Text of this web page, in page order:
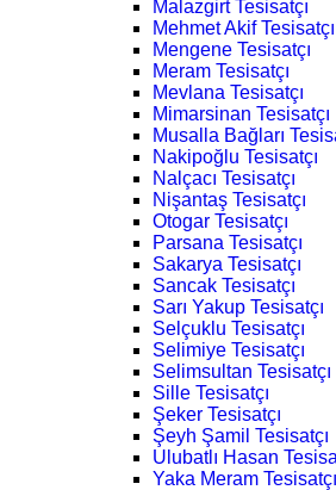
Malazgirt Tesisatçı
Mehmet Akif Tesisatçı
Mengene Tesisatçı
Meram Tesisatçı
Mevlana Tesisatçı
Mimarsinan Tesisatçı
Musalla Bağları
Nakipoğlu Tesisatçı
Nalçacı Tesisatçı
Nişantaş Tesisatçı
Otogar Tesisatçı
Parsana Tesisatçı
Sakarya Tesisatçı
Sancak Tesisatçı
Sarı Yakup Tesisatçı
Selçuklu Tesisatçı
Selimiye Tesisatçı
Selimsultan Tesisatçı
Sille Tesisatçı
Şeker Tesisatçı
Şeyh Şamil Tesisatçı
Ulubatlı Hasan
Yaka Meram Tesisatçı